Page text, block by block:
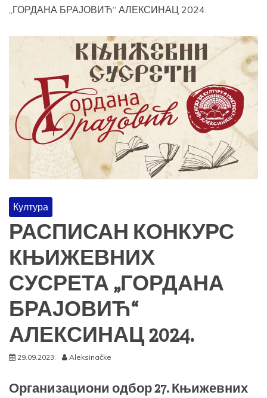
„ГОРДАНА БРАЈОВИЋ“ АЛЕКСИНАЦ 2024.
Култура
РАСПИСАН КОНКУРС
КЊИЖЕВНИХ
СУСРЕТА „ГОРДАНА
БРАЈОВИЋ“
АЛЕКСИНАЦ 2024.
29.09.2023. Aleksinačke
Организациони одбор 27. Књижевних